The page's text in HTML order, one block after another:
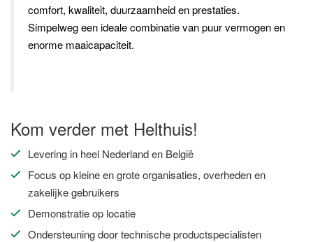
comfort, kwaliteit, duurzaamheid en prestaties.
Simpelweg een ideale combinatie van puur vermogen en
enorme maaicapaciteit.
Kom verder met Helthuis!
Levering in heel Nederland en België
Focus op kleine en grote organisaties, overheden en
zakelijke gebruikers
Demonstratie op locatie
Ondersteuning door technische productspecialisten